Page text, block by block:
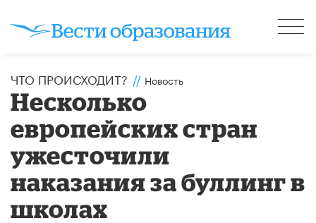
ЧТО ПРОИСХОДИТ? // Новость
Несколько
европейских стран
ужесточили
наказания за буллинг в
школах